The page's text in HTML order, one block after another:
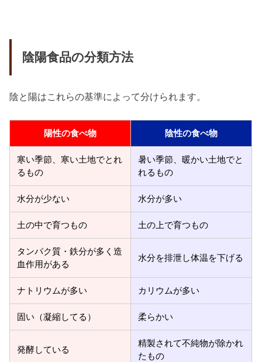
陰陽食品の分類方法
陰と陽はこれらの基準によって分けられます。
陽性の食べ物 陰性の食べ物
寒い季節、寒い土地でとれ
るもの
暑い季節、暖かい土地でと
れるもの
水分が少ない 水分が多い
土の中で育つもの 土の上で育つもの
タンパク質・鉄分が多く造
血作用がある
水分を排泄し体温を下げる
ナトリウムが多い カリウムが多い
固い（凝縮してる） 柔らかい
発酵している
精製されて不純物が除かれ
たもの